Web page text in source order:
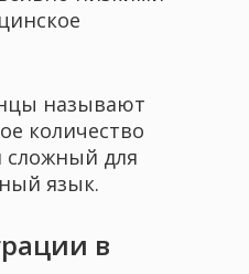
называют
количество
сложный для
язык.
в